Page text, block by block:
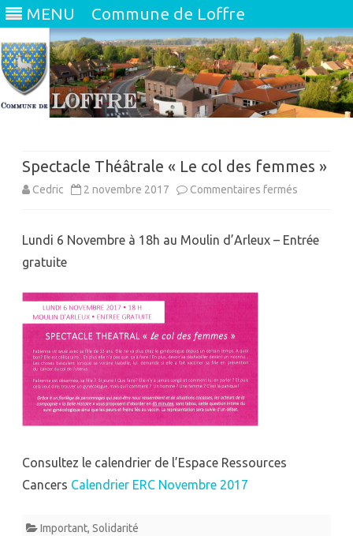
MENU Commune de Loffre
Spectacle Théâtrale « Le col des femmes »
Cedric 2 novembre 2017 Commentaires fermés
Théâtrale
Lundi 6 Novembre à 18h au Moulin d’Arleux – Entrée
gratuite
Consultez le calendrier de l’Espace Ressources
Cancers Calendrier ERC Novembre 2017
Important, Solidarité